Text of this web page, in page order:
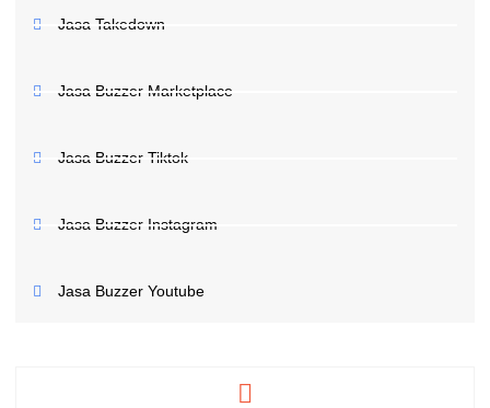
Jasa Takedown
Jasa Buzzer Marketplace
Jasa Buzzer Tiktok
Jasa Buzzer Instagram
Jasa Buzzer Youtube